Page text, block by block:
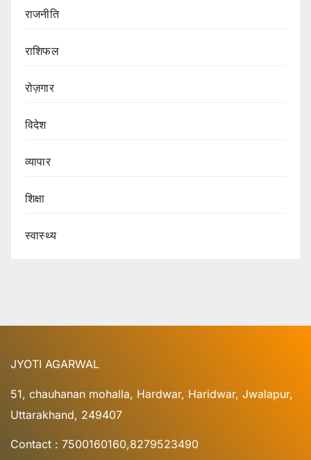
राजनीति
राशिफल
रोज़गार
विदेश
व्यापार
शिक्षा
स्वास्थ्य
JYOTI AGARWAL
51, chauhanan mohalla, Hardwar, Haridwar, Jwalapur,
Uttarakhand, 249407
Contact : 7500160160,8279523490